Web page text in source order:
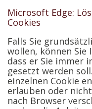
Microsoft Edge:
Cookies
Falls Sie
wollen, können Sie
dass er Sie immer
gesetzt werden
einzelnen Cookie
erlauben oder
nach Browser